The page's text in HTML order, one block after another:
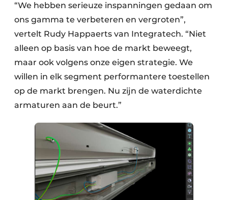
“We hebben serieuze inspanningen gedaan om
ons gamma te verbeteren en vergroten”,
vertelt Rudy Happaerts van Integratech. “Niet
alleen op basis van hoe de markt beweegt,
maar ook volgens onze eigen strategie. We
willen in elk segment performantere toestellen
op de markt brengen. Nu zijn de waterdichte
armaturen aan de beurt.”